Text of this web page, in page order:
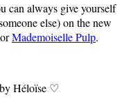
can always give yourself
else) on the new
Mademoiselle Pulp.
Héloïse ♡